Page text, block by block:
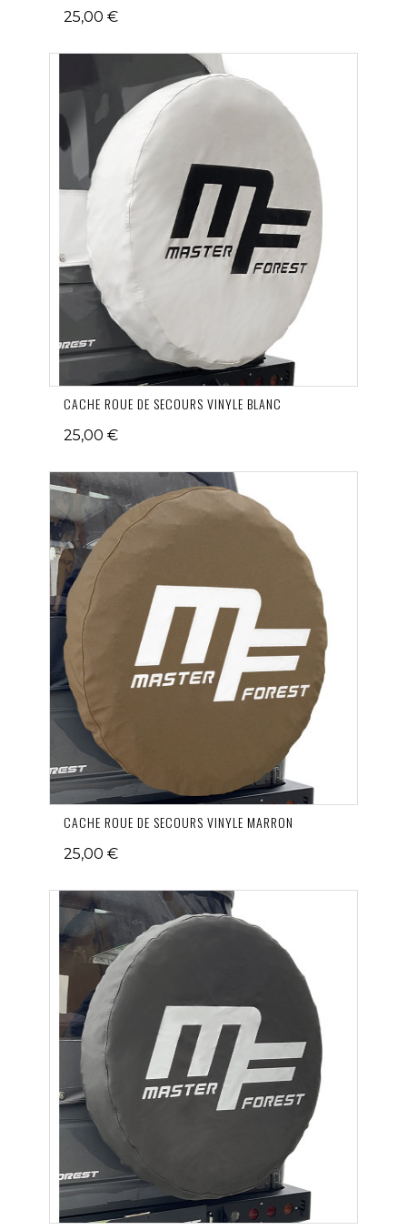
25,00 €
CACHE ROUE DE SECOURS VINYLE BLANC
25,00 €
CACHE ROUE DE SECOURS VINYLE MARRON
25,00 €